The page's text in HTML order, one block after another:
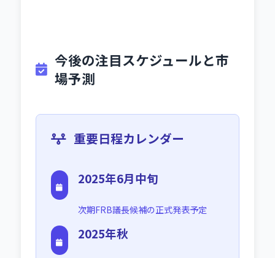
今後の注目スケジュールと市
場予測
重要日程カレンダー
2025年6月中旬
次期FRB議長候補の正式発表予定
2025年秋